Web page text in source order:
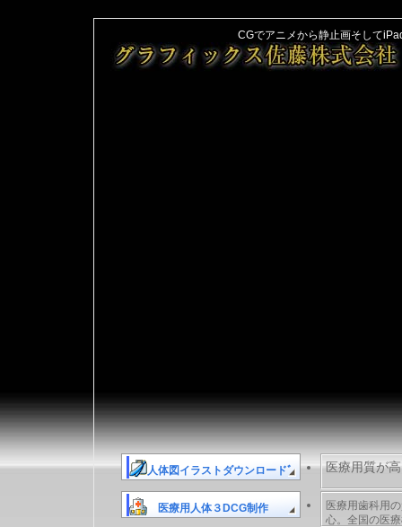
CGでアニメから静止画そして
人体図イラストダウンロードﾞ
医療用人体３DCG制作
医療用質が
医療用歯科用
心。全国の医